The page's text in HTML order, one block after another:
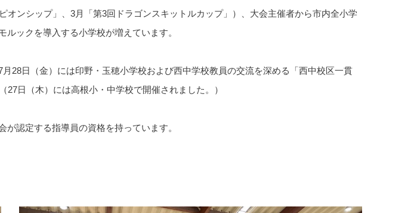
ンシップ」、3月「第3回ドラゴンスキットルカップ」）、大会主催者から市内全小学
ックを導入する小学校が増えています。
28日（金）には印野・玉穂小学校および西中学校教員の交流を深める「西中校区一貫
日（木）には高根小・中学校で開催されました。）
認定する指導員の資格を持っています。